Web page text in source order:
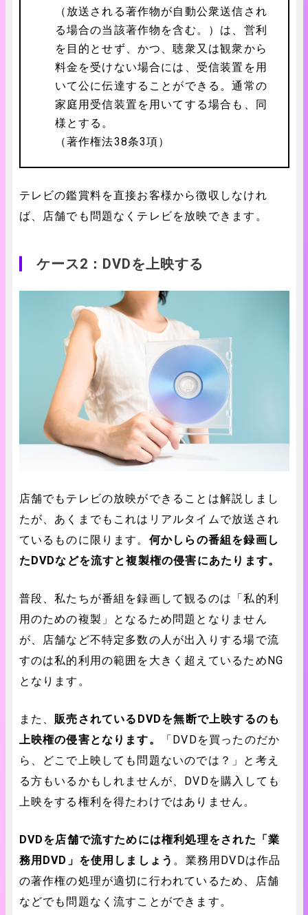
（放送される著作物が自動公衆送信され
る場合の当該著作物を含む。）は、営利
を目的とせず、かつ、聴衆又は観衆から
料金を受けない場合には、受信装置を用
いて公に伝達することができる。通常の
家庭用受信装置を用いてする場合も、同
様とする。
（著作権法38条3項）
テレビの鑑賞料を直接お客様から徴収しなけれ
ば、店舗でも問題なくテレビを放映できます。
ケース2：DVDを上映する
店舗でもテレビの放映ができることは解説しまし
たが、あくまでもこれはリアルタイムで放送され
ているものに限ります。 何かしらの番組を録画し
たDVDなどを流すと複製権の侵害にあたります。
普段、私たちが番組を録画して観るのは「私的利
用のための複製」となるため問題となりません
が、店舗など不特定多数の人が出入りする場で流
すのは私的利用の範囲を大きく超えているためNG
となります。
また、 販売されているDVDを無断で上映するのも
上映権の侵害となります。
「DVDを買ったのだか
ら、どこで上映しても問題ないのでは？」と考え
る方もいるかもしれませんが、DVDを購入しても
上映をする権利を得たわけではありません。
DVDを店舗で流すためには権利処理をされた「業
務用DVD」を使用しましょう 。業務用DVDは作品
の著作権の処理が適切に行われているため、店舗
などでも問題なく流すことができます。